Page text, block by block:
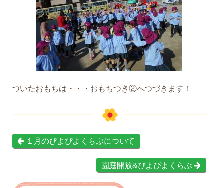
ついたおもちは・・・おもちつき②へつづきます！
１月のぴよぴよくらぶについて
園庭開放&ぴよぴよくらぶ